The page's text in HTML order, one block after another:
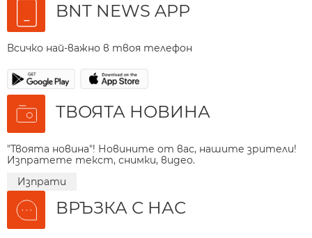
BNT NEWS APP
Всичко най-важно в твоя телефон
ТВОЯТА НОВИНА
"Твоята новина"! Новините от вас, нашите зрители!
Изпратете текст, снимки, видео.
Изпрати
ВРЪЗКА С НАС